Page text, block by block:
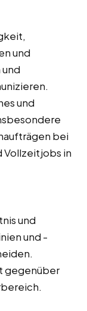
und
und
bei
Vollzeitjobs in
und
und -
gegenüber